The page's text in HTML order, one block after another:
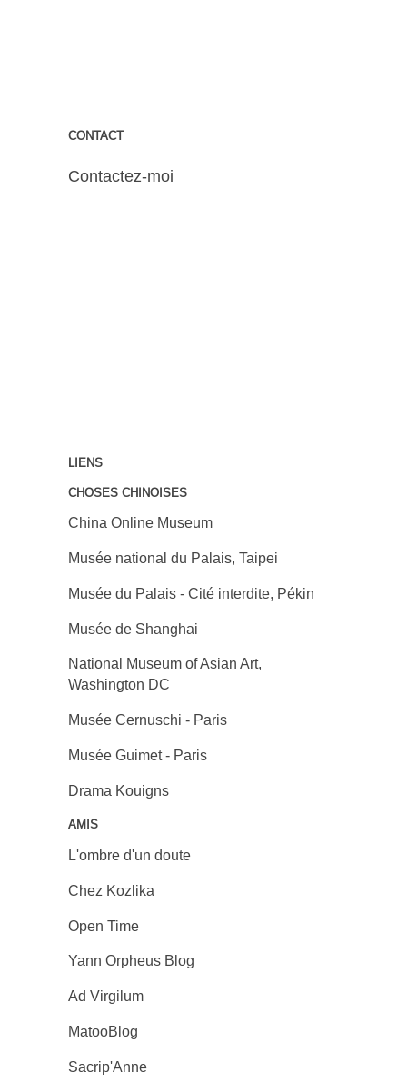
CONTACT
Contactez-moi
LIENS
CHOSES CHINOISES
China Online Museum
Musée national du Palais, Taipei
Musée du Palais - Cité interdite, Pékin
Musée de Shanghai
National Museum of Asian Art,
Washington DC
Musée Cernuschi - Paris
Musée Guimet - Paris
Drama Kouigns
AMIS
L'ombre d'un doute
Chez Kozlika
Open Time
Yann Orpheus Blog
Ad Virgilum
MatooBlog
Sacrip'Anne